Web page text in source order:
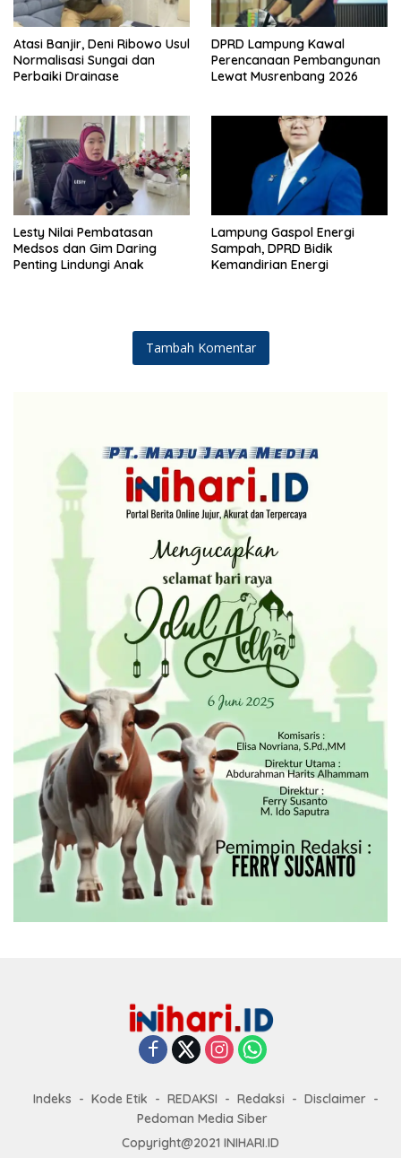
Atasi Banjir, Deni Ribowo Usul
Normalisasi Sungai dan
Perbaiki Drainase
DPRD Lampung Kawal
Perencanaan Pembangunan
Lewat Musrenbang 2026
Lesty Nilai Pembatasan
Medsos dan Gim Daring
Penting Lindungi Anak
Lampung Gaspol Energi
Sampah, DPRD Bidik
Kemandirian Energi
Tambah Komentar
Indeks Kode Etik REDAKSI Redaksi
Disclaimer
Pedoman Media Siber
Copyright@2021 INIHARI.ID